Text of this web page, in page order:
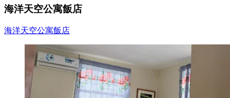
海洋天空公寓飯店
海洋天空公寓飯店